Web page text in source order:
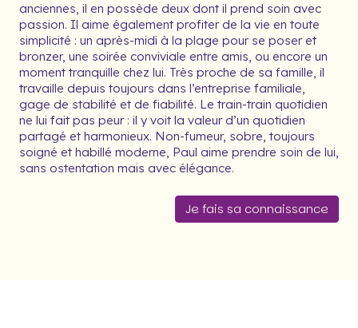
anciennes, il en possède deux dont il prend soin avec
passion. Il aime également profiter de la vie en toute
simplicité : un après-midi à la plage pour se poser et
bronzer, une soirée conviviale entre amis, ou encore un
moment tranquille chez lui. Très proche de sa famille, il
travaille depuis toujours dans l’entreprise familiale,
gage de stabilité et de fiabilité. Le train-train quotidien
ne lui fait pas peur : il y voit la valeur d’un quotidien
partagé et harmonieux. Non-fumeur, sobre, toujours
soigné et habillé moderne, Paul aime prendre soin de lui,
sans ostentation mais avec élégance.
Je fais sa connaissance